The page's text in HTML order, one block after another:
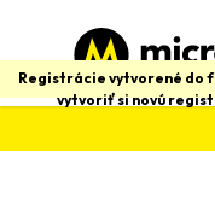
obsah
Registrácie vytvorené do
vytvoriť si novú